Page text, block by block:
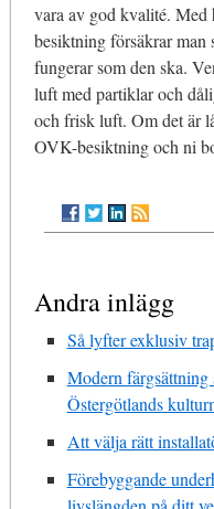
vara av god kvalité.
besiktning försäkrar
fungerar som den ska.
luft med partiklar och
och frisk luft. Om det är
OVK-besiktning och ni
Andra inlägg
Så lyfter exklusiv
Modern färgsättning
Östergötlands
Att välja rätt
Förebyggande